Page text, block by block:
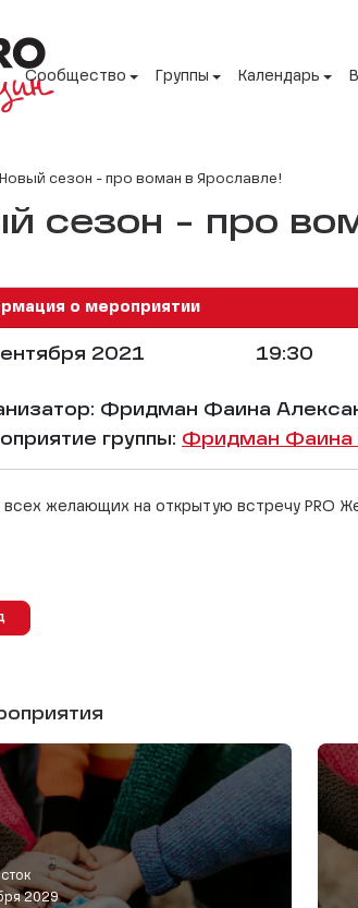
Сообщество Группы Календарь
Новый сезон - про воман в Ярославле!
сезон - про
о мероприятии
2021 19:30
Фридман Фаина
группы: Фридман Фаина
всех желающих на открытую встречу PRO
2029